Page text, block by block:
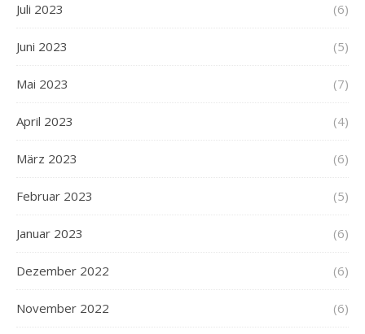
Juli 2023 (6)
Juni 2023 (5)
Mai 2023 (7)
April 2023 (4)
März 2023 (6)
Februar 2023 (5)
Januar 2023 (6)
Dezember 2022 (6)
November 2022 (6)